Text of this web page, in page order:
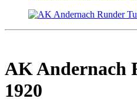
AK Andernach
1920